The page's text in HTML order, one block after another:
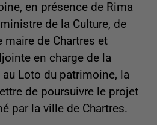
en présence de Rima
de la Culture, de
maire de Chartres et
en charge de la
Loto du patrimoine, la
de poursuivre le projet
par la ville de Chartres.